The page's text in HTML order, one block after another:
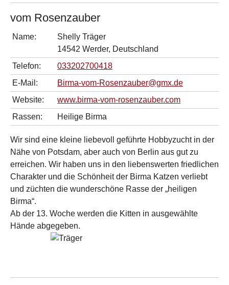
vom Rosenzauber
Name:
Shelly Träger
14542 Werder, Deutschland
Telefon:
033202700418
E-Mail:
Birma-vom-Rosenzauber@gmx.de
Website:
www.birma-vom-rosenzauber.com
Rassen:
Heilige Birma
Wir sind eine kleine liebevoll geführte Hobbyzucht in der
Nähe von Potsdam, aber auch von Berlin aus gut zu
erreichen. Wir haben uns in den liebenswerten friedlichen
Charakter und die Schönheit der Birma Katzen verliebt
und züchten die wunderschöne Rasse der „heiligen
Birma“.
Ab der 13. Woche werden die Kitten in ausgewählte
Hände abgegeben.